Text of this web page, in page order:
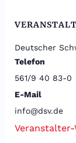
Deutscher
Telefon
561/9 40 83-0
E-Mail
info@dsv.de
Veranstalter-